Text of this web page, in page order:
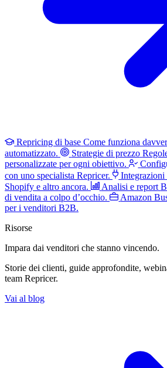
Repricing di base Come funziona
automatizzato.
Strategie di prezzo
personalizzate per ogni obiettivo.
con uno specialista Repricer.
Integrazioni
Shopify e altro ancora.
Analisi e report
di vendita a colpo d’occhio.
Amazon
per i venditori B2B.
Risorse
Impara dai venditori che stanno vincendo.
Storie dei clienti, guide approfondite,
team Repricer.
Vai al blog